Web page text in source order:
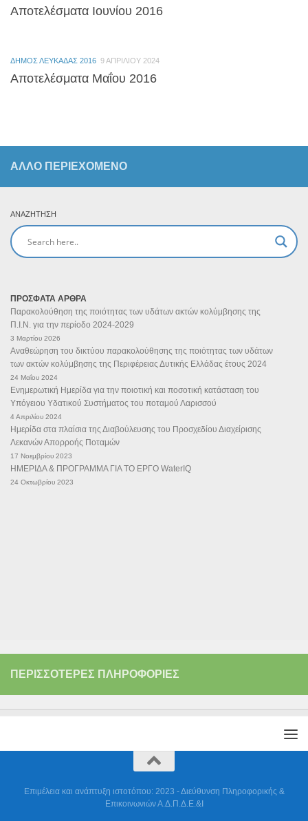
Αποτελέσματα Ιουνίου 2016
ΔΗΜΟΣ ΛΕΥΚΑΔΑΣ 2016 9 ΑΠΡΙΛΊΟΥ 2024
Αποτελέσματα Μαΐου 2016
ΆΛΛΟ ΠΕΡΙΕΧΟΜΕΝΟ
ΑΝΑΖΉΤΗΣΗ
ΠΡΟΣΦΑΤΑ ΑΡΘΡΑ
Παρακολούθηση της ποιότητας των υδάτων ακτών κολύμβησης της
Π.Ι.Ν. για την περίοδο 2024-2029
3 Μαρτίου 2026
Αναθεώρηση του δικτύου παρακολούθησης της ποιότητας των υδάτων
των ακτών κολύμβησης της Περιφέρειας Δυτικής Ελλάδας έτους 2024
24 Μαΐου 2024
Ενημερωτική Ημερίδα για την ποιοτική και ποσοτική κατάσταση του
Υπόγειου Υδατικού Συστήματος του ποταμού Λαρισσού
4 Απριλίου 2024
Ημερίδα στα πλαίσια της Διαβούλευσης του Προσχεδίου Διαχείρισης
Λεκανών Απορροής Ποταμών
17 Νοεμβρίου 2023
ΗΜΕΡΙΔΑ & ΠΡΟΓΡΑΜΜΑ ΓΙΑ ΤΟ ΕΡΓΟ WaterIQ
24 Οκτωβρίου 2023
ΠΕΡΙΣΣΌΤΕΡΕΣ ΠΛΗΡΟΦΟΡΊΕΣ
Επιμέλεια και ανάπτυξη ιστοτόπου: 2023 - Διεύθυνση Πληροφορικής &
Επικοινωνιών Α.Δ.Π.Δ.Ε.&Ι